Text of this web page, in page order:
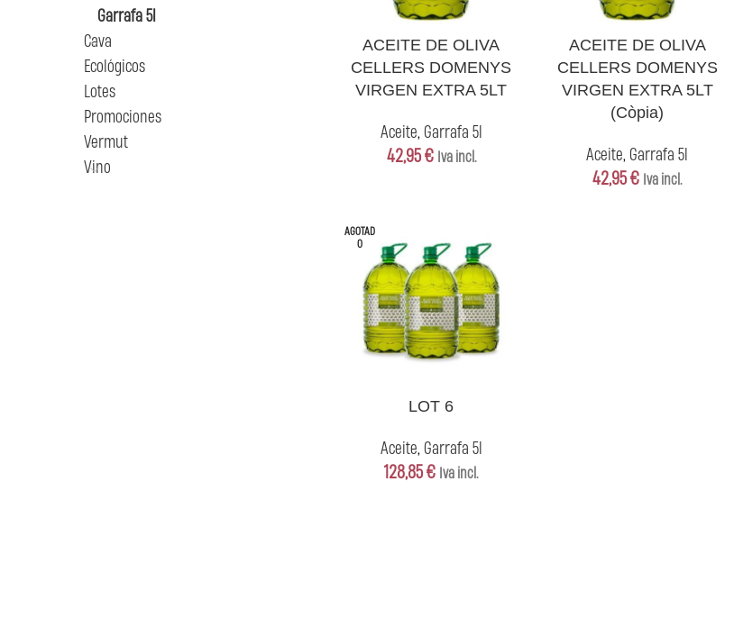
Garrafa 5l
Cava
Ecológicos
Lotes
Promociones
Vermut
Vino
LEER MÁSACEITE DE OLIVA
CELLERS DOMENYS
VIRGEN EXTRA 5LT
Aceite Garrafa 5l
42,95€ Iva incl.
AÑADIR AL CARRITO
ACEITE DE OLIVA
CELLERS DOMENYS
VIRGEN EXTRA 5LT
(Còpia)
Aceite ,Garrafa 5l
42,95€ Iva incl.
AGOTAD
O
LOT 6
Aceite, Garrafa 5l
128,85€ Iva incl.